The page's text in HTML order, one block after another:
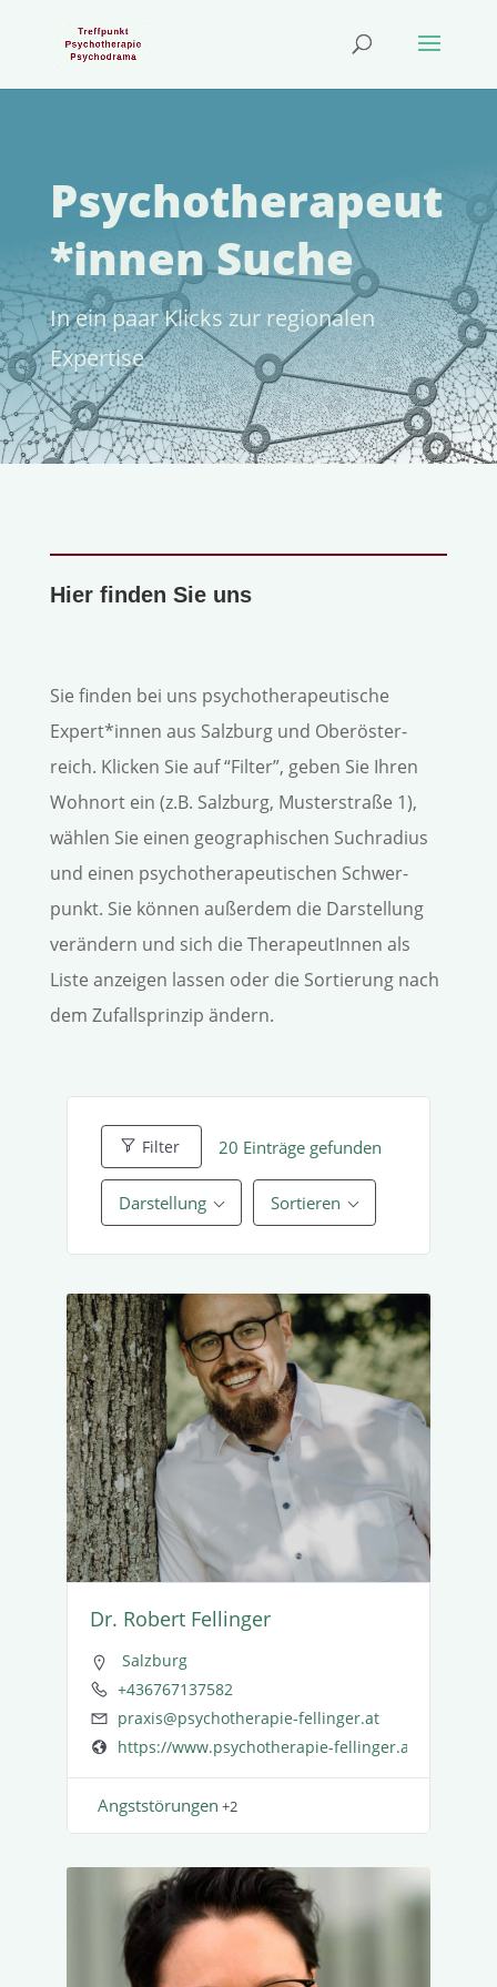
Psychotherapeut
*innen Suche
In ein paar Klicks zur regio­nalen
Expertise
Hier finden Sie uns
Sie finden bei uns psychotherapeu­tische
Expert*innen aus Salzburg und Oberös­ter­
reich. Klicken Sie auf “Filter”, geben Sie Ihren
Wohnort ein (z.B. Salzburg, Muster­straße 1),
wählen Sie einen geogra­phi­schen Suchradius
und einen psycho­the­ra­peu­ti­schen Schwer­
punkt. Sie können außerdem die Darstellung
verändern und sich die Thera­peu­tInnen als
Liste anzeigen lassen oder die Sortierung nach
dem Zufalls­prinzip ändern.
Filter 20 Einträge gefunden
Darstellung Sortieren
Dr. Robert Fellinger
Salzburg
+436767137582
praxis@psychotherapie-fellinger.at
https://www.psychotherapie-fellinger.at
Angst­stö­rungen +2